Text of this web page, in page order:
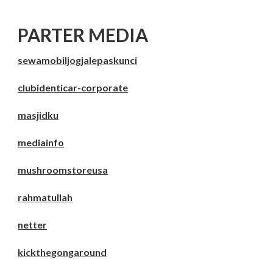
PARTER MEDIA
sewamobiljogjalepaskunci
clubidenticar-corporate
masjidku
mediainfo
mushroomstoreusa
rahmatullah
netter
kickthegongaround